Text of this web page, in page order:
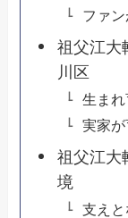
ファ
祖父江大
川区
生ま
実家
祖父江大
境
支え